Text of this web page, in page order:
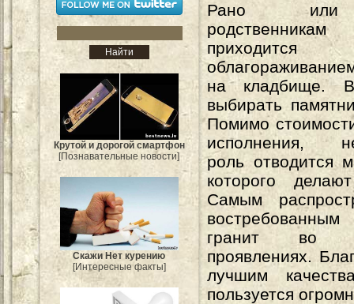
Крутой и дорогой смартфон
[Познавательные новости]
Скажи Нет курению
[Интересные факты]
Рано или
приходится
на кладбище. В
выбирать
Помимо
исполнения,
роль отводится
которого
Самым
гранит во
проявлениях.
лучшим
пользуется